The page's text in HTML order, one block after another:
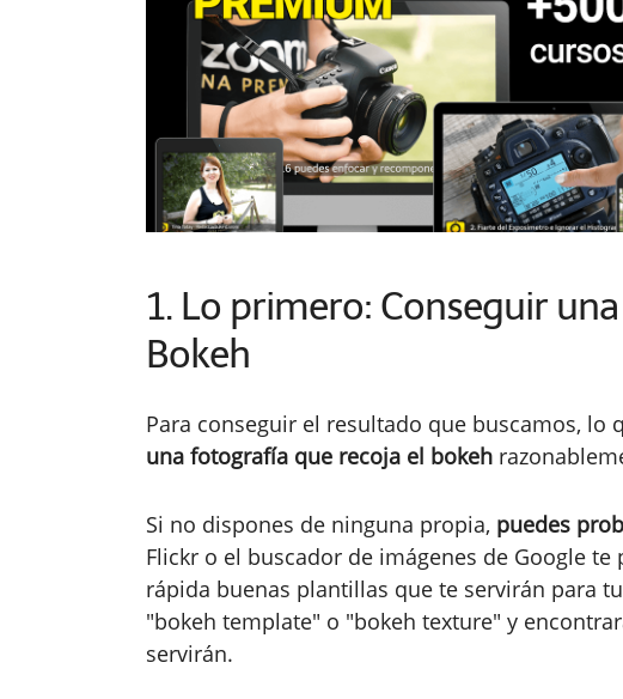
1. Lo primero: Conseguir
Bokeh
Para conseguir el resultado que buscamos, lo
una fotografía que recoja el bokeh
Si no dispones de ninguna propia, puedes
Flickr o el buscador de imágenes de Google
rápida buenas plantillas que te servirán para
"bokeh template" o "bokeh texture" y
servirán.